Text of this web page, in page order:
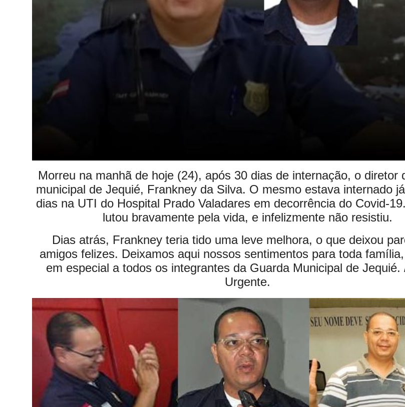
Morreu na manhã de hoje (24), após 30 dias de internação, o diretor
municipal de Jequié, Frankney da Silva. O mesmo estava internado
dias na UTI do Hospital Prado Valadares em decorrência do Covid-
lutou bravamente pela vida, e infelizmente não resistiu.
Dias atrás, Frankney teria tido uma leve melhora, o que deixou
amigos felizes. Deixamos aqui nossos sentimentos para toda
em especial a todos os integrantes da Guarda Municipal de Jequié.
Urgente.